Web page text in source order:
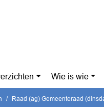
Wie is wie
Raad (ag) Gemeenteraad